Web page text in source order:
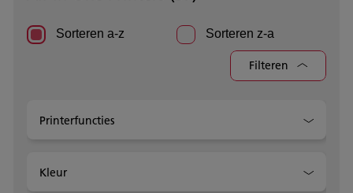
Sorteren a-z Sorteren z-a
Filteren
Printerfuncties
Kleur